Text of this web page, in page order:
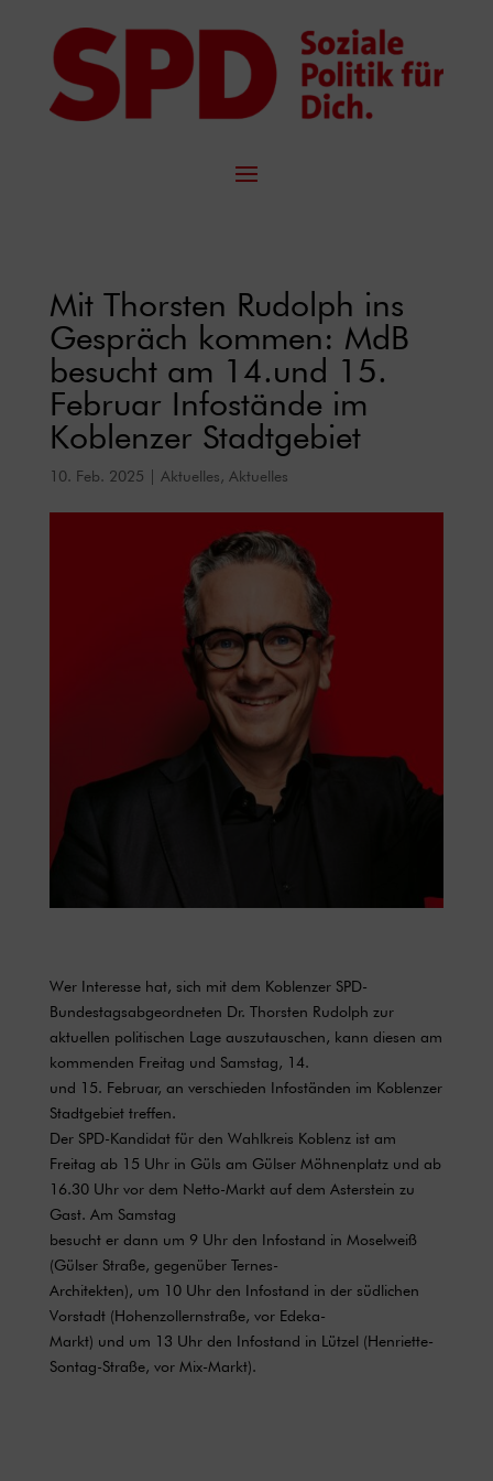
Mit Thorsten Rudolph ins
Gespräch kommen: MdB
besucht am 14.und 15.
Februar Infostände im
Koblenzer Stadtgebiet
10. Feb. 2025 Aktuelles, Aktuelles
Wer Interesse hat, sich mit dem Koblenzer SPD-
Bundestagsabgeordneten Dr. Thorsten Rudolph zur
aktuellen politischen Lage auszutauschen, kann diesen am
kommenden Freitag und Samstag, 14.
und 15. Februar, an verschieden Infoständen im Koblenzer
Stadtgebiet treffen.
Der SPD-Kandidat für den Wahlkreis Koblenz ist am
Freitag ab 15 Uhr in Güls am Gülser Möhnenplatz und ab
16.30 Uhr vor dem Netto-Markt auf dem Asterstein zu
Gast. Am Samstag
besucht er dann um 9 Uhr den Infostand in Moselweiß
(Gülser Straße, gegenüber Ternes-
Architekten), um 10 Uhr den Infostand in der südlichen
Vorstadt (Hohenzollernstraße, vor Edeka-
Markt) und um 13 Uhr den Infostand in Lützel (Henriette-
Sontag-Straße, vor Mix-Markt).